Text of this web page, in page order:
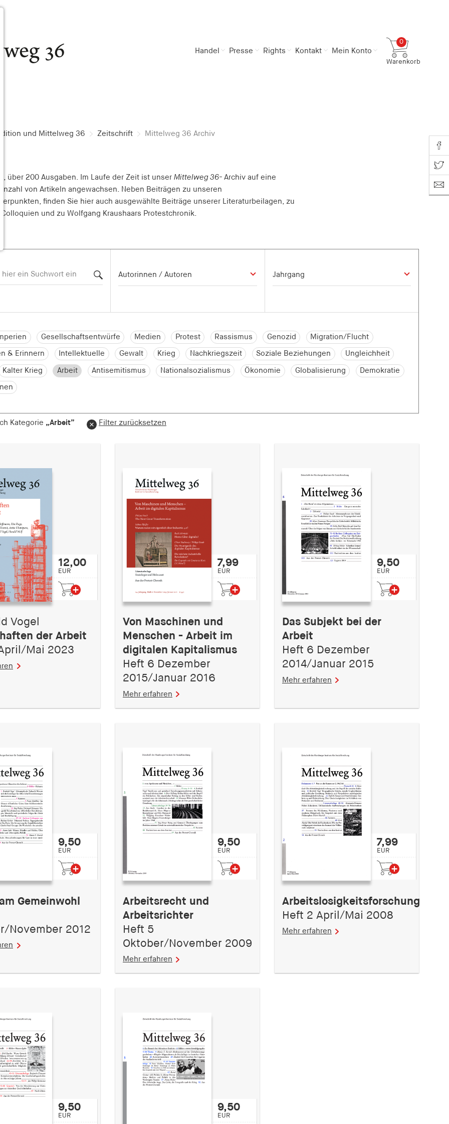
Handel Presse Rights Kontakt Mein Konto
0
Warenkorb
und Mittelweg 36 Zeitschrift Mittelweg 36 Archiv
über 200 Ausgaben. Im Laufe der Zeit ist unser Mittelweg 36- Archiv auf eine
von Artikeln angewachsen. Neben Beiträgen zu unseren
finden Sie hier auch ausgewählte Beiträge unserer Literaturbeilagen, zu
Colloquien und zu Wolfgang Kraushaars Protestchronik.
Gesellschaftsentwürfe Medien Protest Rassismus Genozid Migration/Flucht
& Erinnern Intellektuelle Gewalt Krieg Nachkriegszeit Soziale Beziehungen Ungleichheit
Kalter Krieg Arbeit Antisemitismus Nationalsozialismus Ökonomie Globalisierung Demokratie
Kategorie „Arbeit” Filter zurücksetzen
12,00
EUR
Vogel
der Arbeit
Mai 2023
7,99
EUR
Von Maschinen und
Menschen - Arbeit im
digitalen Kapitalismus
Heft 6 Dezember
2015/Januar 2016
Mehr erfahren
9,50
EUR
Das Subjekt bei der
Arbeit
Heft 6 Dezember
2014/Januar 2015
Mehr erfahren
9,50
EUR
Gemeinwohl
November 2012
9,50
EUR
Arbeitsrecht und
Arbeitsrichter
Heft 5
Oktober/November 2009
Mehr erfahren
7,99
EUR
Arbeitslosigkeitsforschung
Heft 2 April/Mai 2008
Mehr erfahren
9,50
EUR
9,50
EUR
Share
Share on